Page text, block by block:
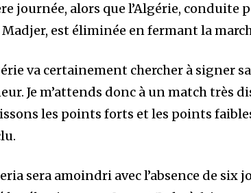
journée, alors que l’Algérie, conduite
Madjer, est éliminée en fermant la
va certainement chercher à signer
Je m’attends donc à un match très
les points forts et les points
sera amoindri avec l’absence de six